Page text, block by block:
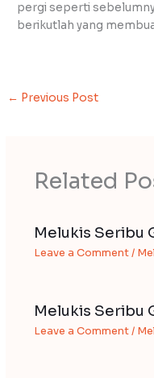
pergi seperti
berikutlah yang
← Previous Post
Related
Melukis Seribu
Leave a Comment /
Melukis Seribu
Leave a Comment /